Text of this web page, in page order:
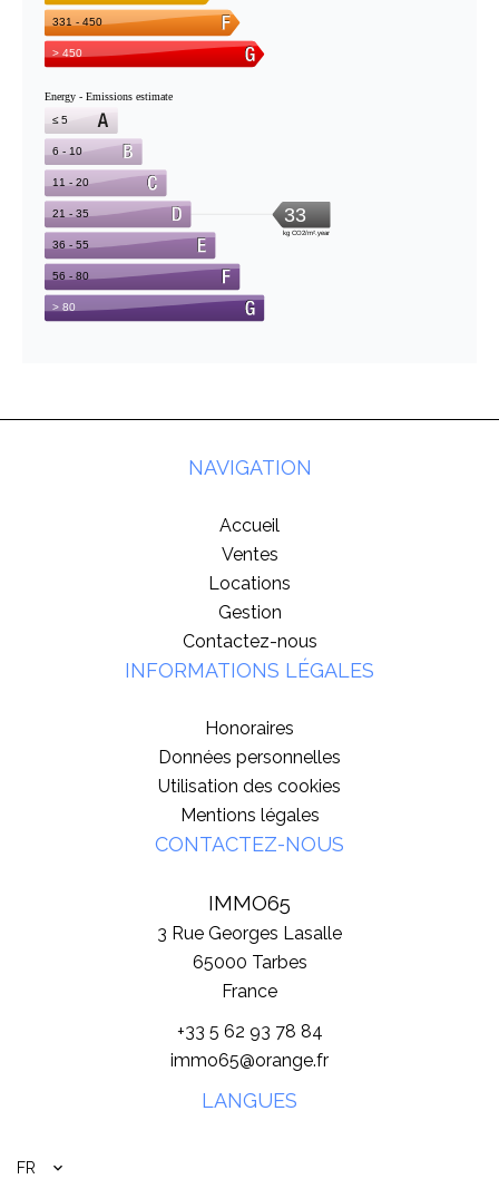
NAVIGATION
Accueil
Ventes
Locations
Gestion
Contactez-nous
INFORMATIONS LÉGALES
Honoraires
Données personnelles
Utilisation des cookies
Mentions légales
CONTACTEZ-NOUS
IMMO65
3 Rue Georges Lasalle
65000 Tarbes
France
+33 5 62 93 78 84
immo65@orange.fr
LANGUES
FR